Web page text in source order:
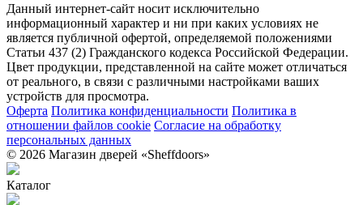
Данный интернет-сайт носит исключительно
информационный характер и ни при каких условиях не
является публичной офертой, определяемой положениями
Статьи 437 (2) Гражданского кодекса Российской Федерации.
Цвет продукции, представленной на сайте может отличаться
от реального, в связи с различными настройками ваших
устройств для просмотра.
Оферта Политика конфиденциальности Политика в
отношении файлов cookie Согласие на обработку
персональных данных
© 2026 Магазин дверей «Sheffdoors»
Каталог